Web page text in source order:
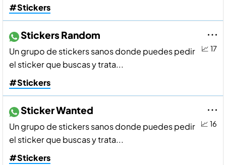
#Stickers
📈 17
Stickers Random
Un grupo de stickers sanos donde puedes pedir
el sticker que buscas y trata...
#Stickers
📈 16
Sticker Wanted
Un grupo de stickers sanos donde puedes pedir
el sticker que buscas y trata...
#Stickers